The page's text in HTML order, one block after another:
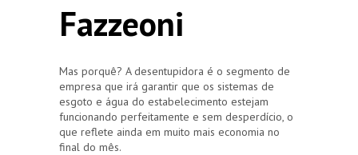
Fazzeoni
Mas porquê? A desentupidora é o segmento de
empresa que irá garantir que os sistemas de
esgoto e água do estabelecimento estejam
funcionando perfeitamente e sem desperdício, o
que reflete ainda em muito mais economia no
final do mês.